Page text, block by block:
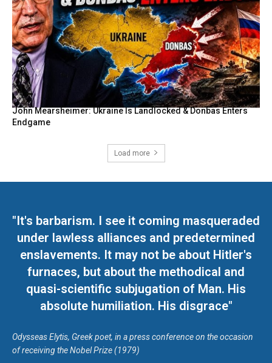
John Mearsheimer: Ukraine Is Landlocked & Donbas Enters
Endgame
Load more
"It's barbarism. I see it coming masqueraded
under lawless alliances and predetermined
enslavements. It may not be about Hitler's
furnaces, but about the methodical and
quasi-scientific subjugation of Man. His
absolute humiliation. His disgrace"
Odysseas Elytis, Greek poet, in a press conference on the occasion
of receiving the Nobel Prize (1979)